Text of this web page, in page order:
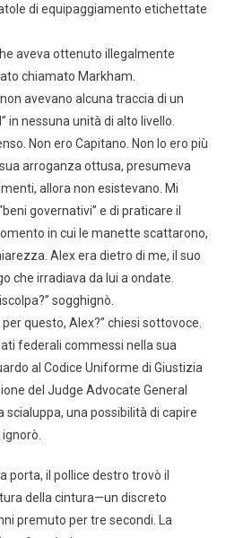
di equipaggiamento etichettate
aveva ottenuto illegalmente
chiamato Markham.
avevano alcuna traccia di un
in nessuna unità di alto livello.
Non ero Capitano. Non lo ero più
arroganza ottusa, presumeva
allora non esistevano. Mi
governativi” e di praticare il
in cui le manette scattarono,
Alex era dietro di me, il suo
che irradiava da lui a ondate.
sogghignò.
questo, Alex?” chiesi sottovoce.
federali commessi nella sua
al Codice Uniforme di Giustizia
del Judge Advocate General
scialuppa, una possibilità di capire
porta, il pollice destro trovò il
della cintura—un discreto
premuto per tre secondi. La